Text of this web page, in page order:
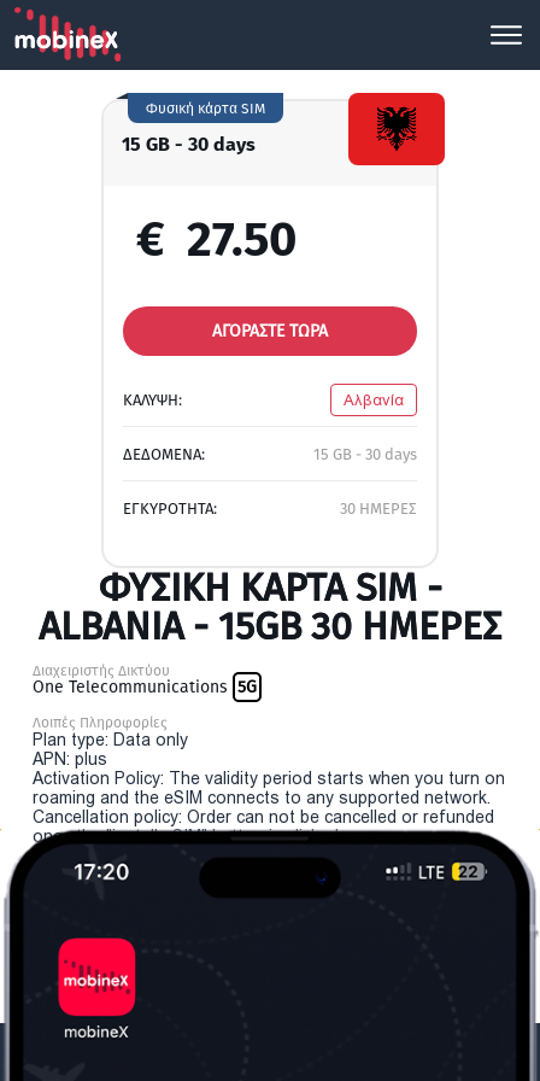
15 GB - 30 days
Φυσική κάρτα SIM
€ 27.50
ΑΓΟΡΑΣΤΕ ΤΩΡΑ
ΚΑΛΥΨΗ: Αλβανία
ΔΕΔΟΜΕΝΑ: 15 GB - 30 days
ΕΓΚΥΡΟΤΗΤΑ: 30 ΗΜΕΡΕΣ
ΦΥΣΙΚΉ ΚΆΡΤΑ SIM -
ALBANIA - 15GB 30 ΗΜΕΡΕΣ
Διαχειριστής Δικτύου
One Telecommunications 5G
Λοιπές Πληροφορίες
Plan type: Data only
APN: plus
Activation Policy: The validity period starts when you turn on
roaming and the eSIM connects to any supported network.
Cancellation policy: Order can not be cancelled or refunded
once the "install eSIM" button is clicked.